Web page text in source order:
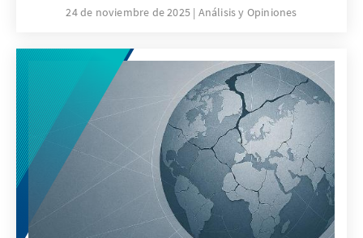
formen – eine Praxis, die als „Lawfare“
Sabotageakte Europas Verwundbarkeit, im
Südchinesischen Meer demonstriert China,
wie Recht zur Machtfrage wird. Beide Fälle
verdeutlichen: Wo das Seerecht unterwandert
wird, geraten Europas Sicherheit,
Handlungsfähigkeit und die regelbasierte
Ordnung ins Wanken.
24 de noviembre de 2025 Análisis y Opiniones